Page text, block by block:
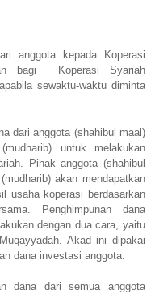
anggota kepada Koperasi
bagi
Koperasi Syariah
sewaktu-waktu diminta
dari anggota (shahibul maal)
untuk melakukan
Pihak anggota (shahibul
akan mendapatkan
usaha koperasi berdasarkan
Penghimpunan dana
dengan dua cara, yaitu
Akad ini dipakai
dana investasi anggota.
dana dari semua anggota